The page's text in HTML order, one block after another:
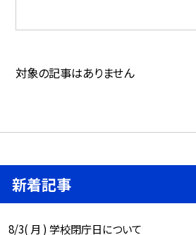
対象の記事はありません
新着記事
8/3( 月 ) 学校閉庁日について